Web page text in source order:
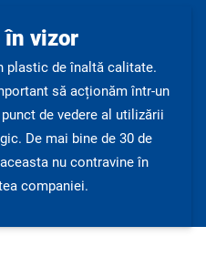
în vizor
plastic de înaltă calitate.
să acționăm într-un
de vedere al utilizării
De mai bine de 30 de
nu contravine în
companiei.